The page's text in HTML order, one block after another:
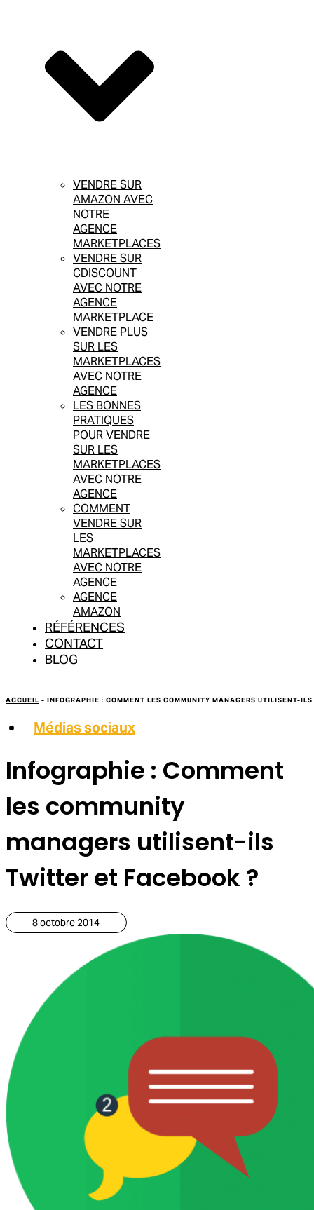
VENDRE SUR
AMAZON AVEC
NOTRE
AGENCE
MARKETPLACES
VENDRE SUR
CDISCOUNT
AVEC NOTRE
AGENCE
MARKETPLACE
VENDRE PLUS
SUR LES
MARKETPLACES
AVEC NOTRE
AGENCE
LES BONNES
PRATIQUES
POUR VENDRE
SUR LES
MARKETPLACES
AVEC NOTRE
AGENCE
COMMENT
VENDRE SUR
LES
MARKETPLACES
AVEC NOTRE
AGENCE
AGENCE
AMAZON
RÉFÉRENCES
CONTACT
BLOG
ACCUEIL - INFOGRAPHIE : COMMENT LES COMMUNITY MANAGERS UTILISENT-
Médias sociaux
Infographie : Comment
les community
managers utilisent-ils
Twitter et Facebook ?
8 octobre 2014